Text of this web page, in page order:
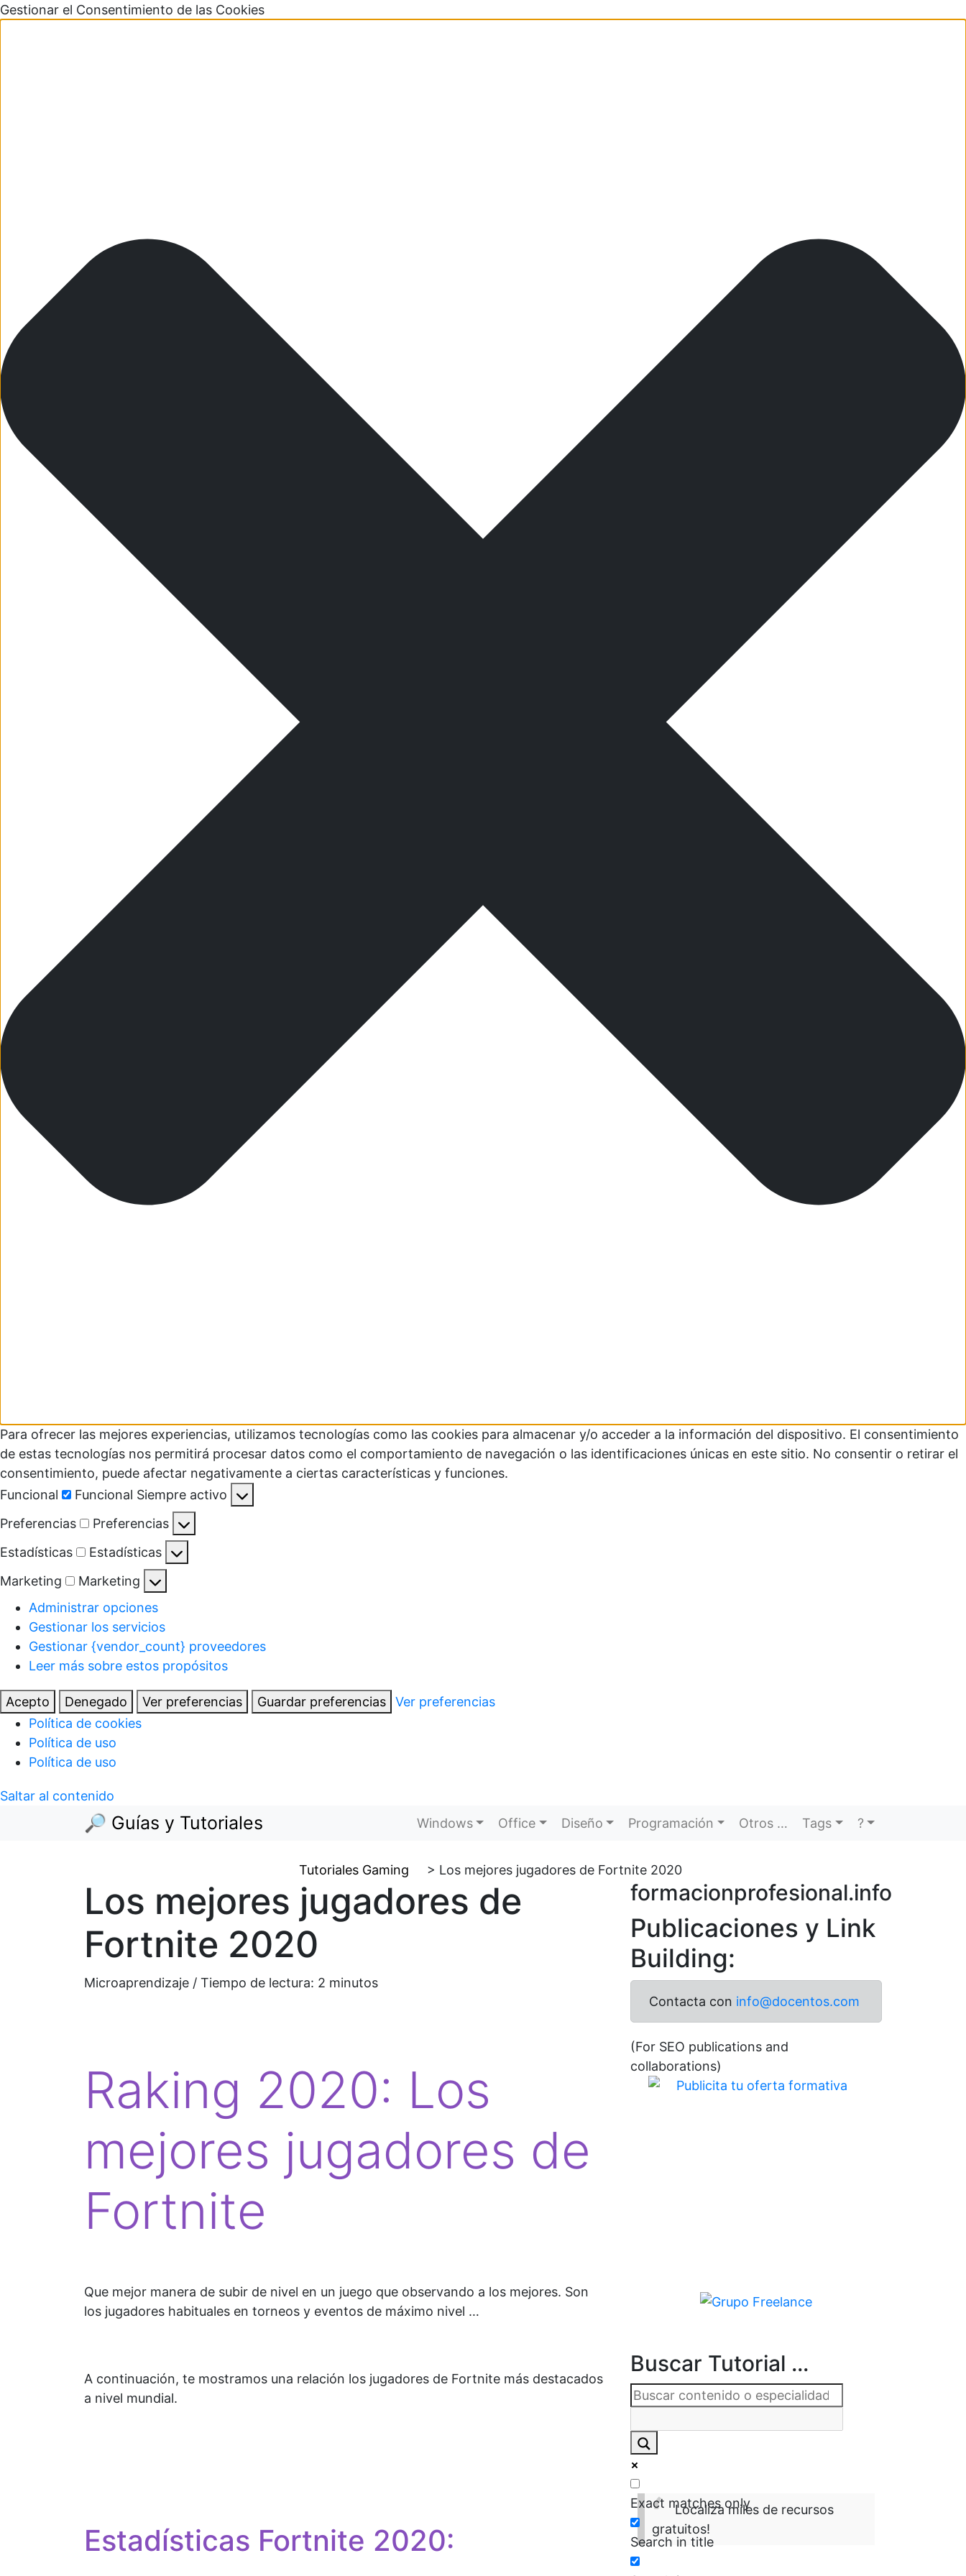
Gestionar el Consentimiento de las Cookies
Para ofrecer las mejores experiencias, utilizamos tecnologías como las cookies para almacenar y/o acceder a la información del dispositivo. El consentimiento
de estas tecnologías nos permitirá procesar datos como el comportamiento de navegación o las identificaciones únicas en este sitio. No consentir o retirar el
consentimiento, puede afectar negativamente a ciertas características y funciones.
Funcional
Funcional Siempre activo
Preferencias
Preferencias
Estadísticas
Estadísticas
Marketing
Marketing
Administrar opciones
Gestionar los servicios
Gestionar {vendor_count} proveedores
Leer más sobre estos propósitos
Acepto Denegado Ver preferencias Guardar preferencias
Ver preferencias
Política de cookies
Política de uso
Política de uso
Saltar al contenido
🔎 Guías y Tutoriales Windows Office Diseño Programación Otros … Tags ?
Tutoriales Gaming > Los mejores jugadores de Fortnite 2020
Los mejores jugadores de
Fortnite 2020
Microaprendizaje / Tiempo de lectura: 2 minutos
Raking 2020: Los
mejores jugadores de
Fortnite
Que mejor manera de subir de nivel en un juego que observando a los mejores. Son
los jugadores habituales en torneos y eventos de máximo nivel …
A continuación, te mostramos una relación los jugadores de Fortnite más destacados
a nivel mundial.
Estadísticas Fortnite 2020:
formacionprofesional.info
Publicaciones y Link
Building:
Contacta con info@docentos.com
(For SEO publications and
collaborations)
Buscar Tutorial ...
Exact matches only
Search in title
Localiza miles de recursos
gratuitos!